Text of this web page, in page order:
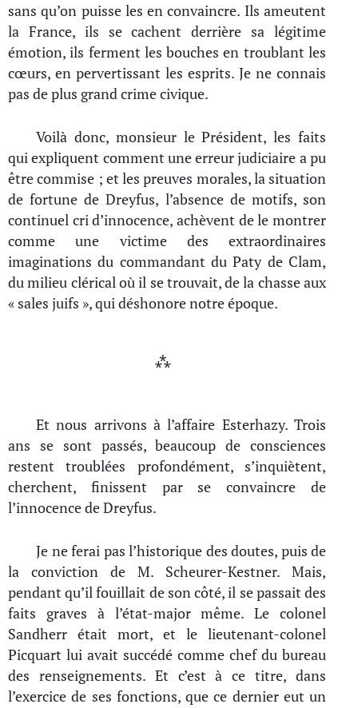
sans qu’on puisse les en convaincre. Ils ameutent
la France, ils se cachent derrière sa légitime
émotion, ils ferment les bouches en troublant les
cœurs, en pervertissant les esprits. Je ne connais
pas de plus grand crime civique.
Voilà donc, monsieur le Président, les faits
qui expliquent comment une erreur judiciaire a pu
être commise ; et les preuves morales, la situation
de fortune de Dreyfus, l’absence de motifs, son
continuel cri d’innocence, achèvent de le montrer
comme une victime des extraordinaires
imaginations du commandant du Paty de Clam,
du milieu clérical où il se trouvait, de la chasse aux
« sales juifs », qui déshonore notre époque.
⁂
Et nous arrivons à l’affaire Esterhazy. Trois
ans se sont passés, beaucoup de consciences
restent troublées profondément, s’inquiètent,
cherchent, finissent par se convaincre de
l’innocence de Dreyfus.
Je ne ferai pas l’historique des doutes, puis de
la conviction de M. Scheurer-Kestner. Mais,
pendant qu’il fouillait de son côté, il se passait des
faits graves à l’état-major même. Le colonel
Sandherr était mort, et le lieutenant-colonel
Picquart lui avait succédé comme chef du bureau
des renseignements. Et c’est à ce titre, dans
l’exercice de ses fonctions, que ce dernier eut un